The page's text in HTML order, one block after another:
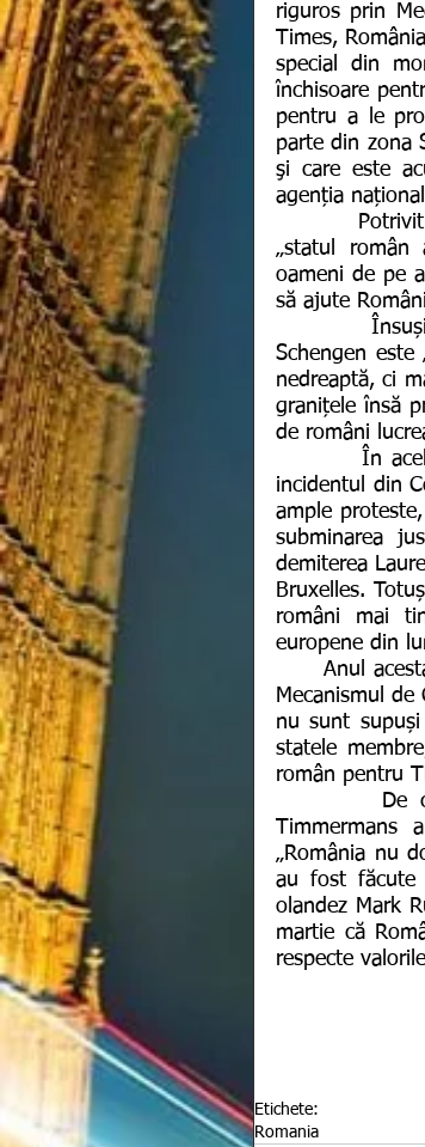
riguros prin
Times,
special din
închisoare
pentru a le
parte din zona
şi care este
agenția
„statul
oameni de pe
să ajute
Schengen
nedreaptă, ci
granițele însă
de români
          În același articol, jurnaliștii de la New York Times au amintit și despre
incidentul din
ample
subminarea
demiterea
Bruxelles.
români mai
europene din
      Anul acesta, premierul român, Viorica Dăncilă s-a plâns de asemenea și de
Mecanismul
nu sunt
statele
român pentru
Timmermans
„România nu
au fost făcute
olandez Mark
martie că
respecte
Etichete:
Romania